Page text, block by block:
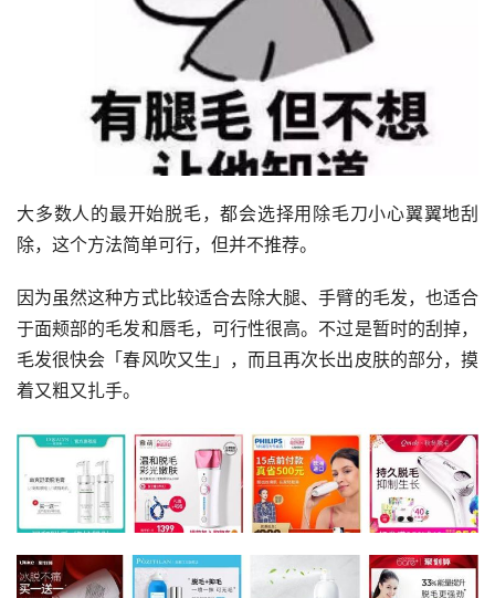
大多数人的最开始脱毛，都会选择用除毛刀小心翼翼地刮
除，这个方法简单可行，但并不推荐。
因为虽然这种方式比较适合去除大腿、手臂的毛发，也适合
于面颊部的毛发和唇毛，可行性很高。不过是暂时的刮掉，
毛发很快会「春风吹又生」，而且再次长出皮肤的部分，摸
着又粗又扎手。